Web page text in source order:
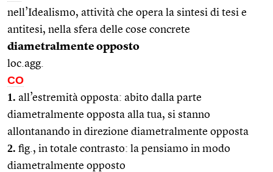
nell’Idealismo, attività che opera la sintesi di tesi e
antitesi, nella sfera delle cose concrete
diametralmente opposto
loc.agg.
CO
1. all’estremità opposta: abito dalla parte
diametralmente opposta alla tua, si stanno
allontanando in direzione diametralmente opposta
2. fig., in totale contrasto: la pensiamo in modo
diametralmente opposto